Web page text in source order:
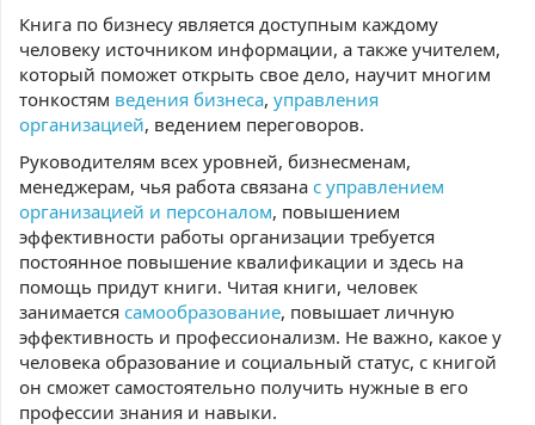
Книга по бизнесу является доступным каждому
человеку источником информации, а также учителем,
который поможет открыть свое дело, научит многим
тонкостям ведения бизнеса, управления
организацией, ведением переговоров.
Руководителям всех уровней, бизнесменам,
менеджерам, чья работа связана с управлением
организацией и персоналом, повышением
эффективности работы организации требуется
постоянное повышение квалификации и здесь на
помощь придут книги. Читая книги, человек
занимается самообразование, повышает личную
эффективность и профессионализм. Не важно, какое у
человека образование и социальный статус, с книгой
он сможет самостоятельно получить нужные в его
профессии знания и навыки.